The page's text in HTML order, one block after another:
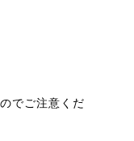
でご注意くだ